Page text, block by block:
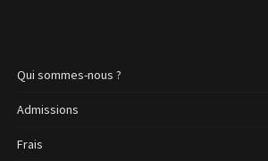
Qui sommes-nous ?
Admissions
Frais